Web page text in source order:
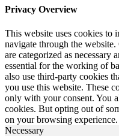
Privacy Overview
This website uses cookies to
navigate through the
are categorized as necessary
essential for the working of
also use third-party cookies
you use this website. These
only with your consent. You
cookies. But opting out of
on your browsing experience.
Necessary